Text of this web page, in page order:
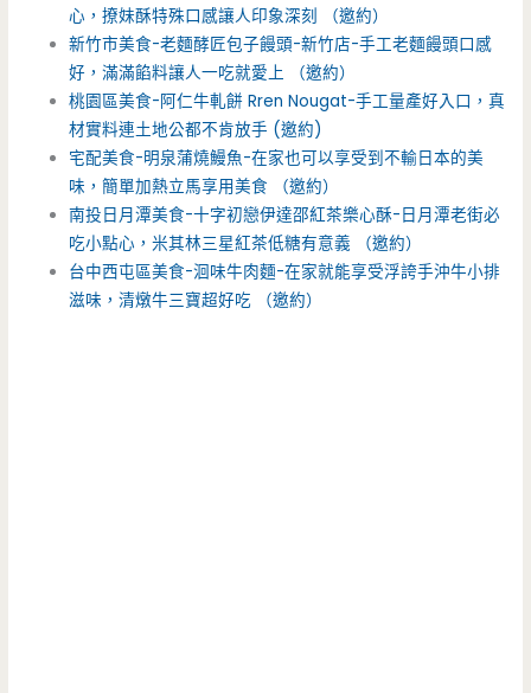
心，撩妹酥特殊口感讓人印象深刻 （邀約）
新竹市美食-老麵酵匠包子饅頭-新竹店-手工老麵饅頭口感
好，滿滿餡料讓人一吃就愛上 （邀約）
桃園區美食-阿仁牛軋餅 Rren Nougat-手工量產好入口，真
材實料連土地公都不肯放手 (邀約)
宅配美食-明泉蒲燒鰻魚-在家也可以享受到不輸日本的美
味，簡單加熱立馬享用美食 （邀約）
南投日月潭美食-十字初戀伊達邵紅茶樂心酥-日月潭老街必
吃小點心，米其林三星紅茶低糖有意義 （邀約）
台中西屯區美食-洄味牛肉麵-在家就能享受浮誇手沖牛小排
滋味，清燉牛三寶超好吃 （邀約）